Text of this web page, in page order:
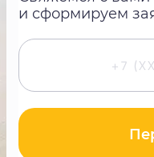
и сформируем